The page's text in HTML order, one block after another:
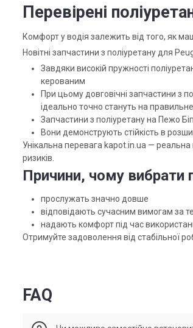
Перевірені
Комфорт у водія залежить від того, як
Новітні запчастини з поліуретану для
Завдяки високій пружності
керованим
При цьому довговічні запчастини з
ідеально точно стануть на
Запчастини з поліуретану на Пежо
Вони демонструють стійкість в
Унікальна перевага kapot.in.ua —
ризиків.
Причини, чому вибрати
прослужать значно довше
відповідають сучасним вимогам за
надають комфорт під час
Отримуйте задоволення від стабільної
FAQ